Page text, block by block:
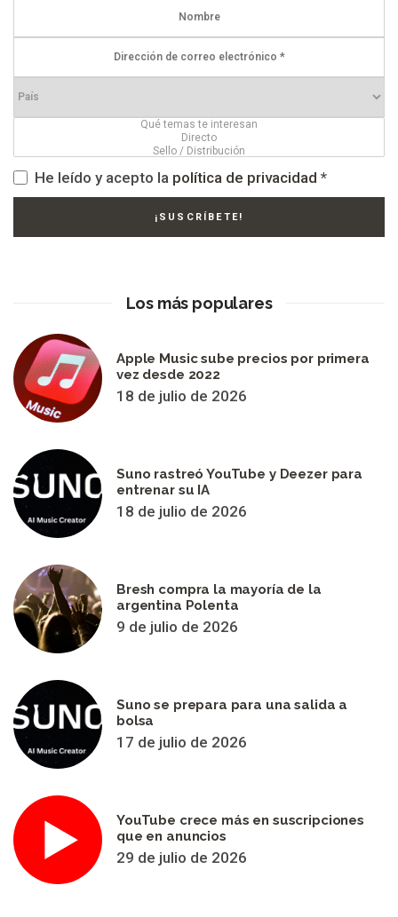
He leído y acepto la política de privacidad *
Los más populares
Apple Music sube precios por primera
vez desde 2022
18 de julio de 2026
Suno rastreó YouTube y Deezer para
entrenar su IA
18 de julio de 2026
Bresh compra la mayoría de la
argentina Polenta
9 de julio de 2026
Suno se prepara para una salida a
bolsa
17 de julio de 2026
YouTube crece más en suscripciones
que en anuncios
29 de julio de 2026